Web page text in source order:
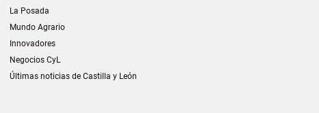
La Posada
Mundo Agrario
Innovadores
Negocios CyL
Últimas noticias de Castilla y León